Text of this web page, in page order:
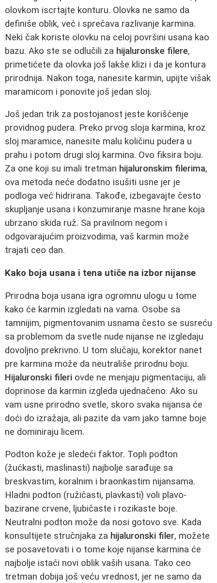
olovkom iscrtajte konturu. Olovka ne samo da
definiše oblik, već i sprečava razlivanje karmina.
Neki čak koriste olovku na celoj površini usana kao
bazu. Ako ste se odlučili za hijaluronske filere,
primetićete da olovka još lakše klizi i da je kontura
prirodnija. Nakon toga, nanesite karmin, upijte višak
maramicom i ponovite još jedan sloj.
Još jedan trik za postojanost jeste korišćenje
providnog pudera. Preko prvog sloja karmina, kroz
sloj maramice, nanesite malu količinu pudera u
prahu i potom drugi sloj karmina. Ovo fiksira boju.
Za one koji su imali tretman hijaluronskim filerima,
ova metoda neće dodatno isušiti usne jer je
podloga već hidrirana. Takođe, izbegavajte često
skupljanje usana i konzumiranje masne hrane koja
ubrzano skida ruž. Sa pravilnom negom i
odgovarajućim proizvodima, vaš karmin može
trajati ceo dan.
Kako boja usana i tena utiče na izbor nijanse
Prirodna boja usana igra ogromnu ulogu u tome
kako će karmin izgledati na vama. Osobe sa
tamnijim, pigmentovanim usnama često se susreću
sa problemom da svetle nude nijanse ne izgledaju
dovoljno prekrivno. U tom slučaju, korektor nanet
pre karmina može da neutrališe prirodnu boju.
Hijaluronski fileri ovde ne menjaju pigmentaciju, ali
doprinose da karmin izgleda ujednačeno. Ako su
vam usne prirodno svetle, skoro svaka nijansa će
doći do izražaja, ali pazite da vam jako tamne boje
ne dominiraju licem.
Podton kože je sledeći faktor. Topli podton
(žućkasti, maslinasti) najbolje sarađuje sa
breskvastim, koralnim i braonkastim nijansama.
Hladni podton (ružičasti, plavkasti) voli plavo-
bazirane crvene, ljubičaste i rozikaste boje.
Neutralni podton može da nosi gotovo sve. Kada
konsultijete stručnjaka za hijaluronski filer, možete
se posavetovati i o tome koje nijanse karmina će
najbolje istaći novi oblik vaših usana. Tako ceo
tretman dobija još veću vrednost, jer ne samo da